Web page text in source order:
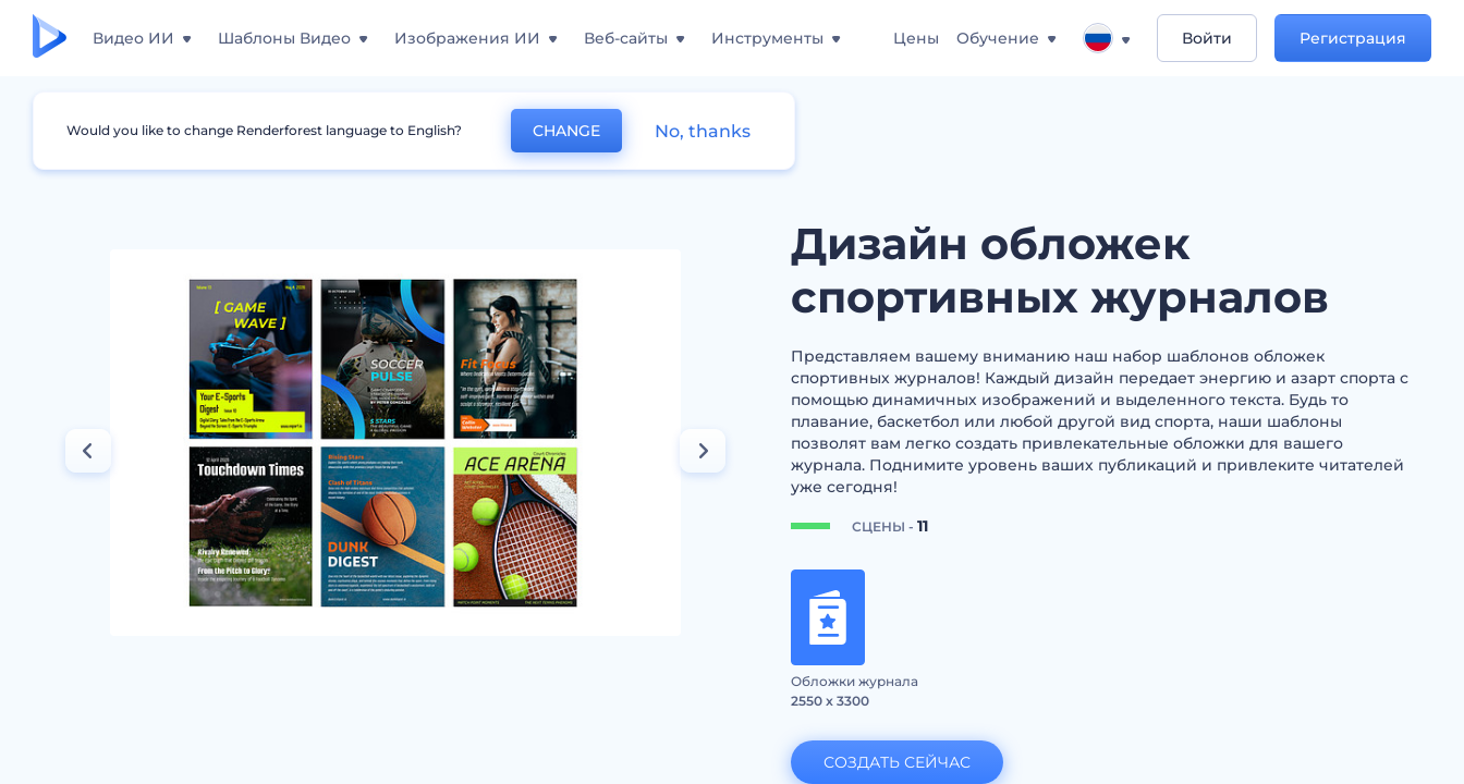
Видео ИИ Шаблоны Видео Изображения ИИ Веб-сайты Инструменты Цены Обучение Войти Регистрация
Дизайны Обложки журнала Дизайн обложек спортивных журналов
Дизайн обложек
спортивных журналов
Представляем вашему вниманию наш набор шаблонов обложек
спортивных журналов! Каждый дизайн передает энергию и азарт спорта с
помощью динамичных изображений и выделенного текста. Будь то
плавание, баскетбол или любой другой вид спорта, наши шаблоны
позволят вам легко создать привлекательные обложки для вашего
журнала. Поднимите уровень ваших публикаций и привлеките читателей
уже сегодня!
СЦЕНЫ - 11
Обложки журнала
2550 x 3300
СОЗДАТЬ СЕЙЧАС
Would you like to change Renderforest language to English? CHANGE No, thanks